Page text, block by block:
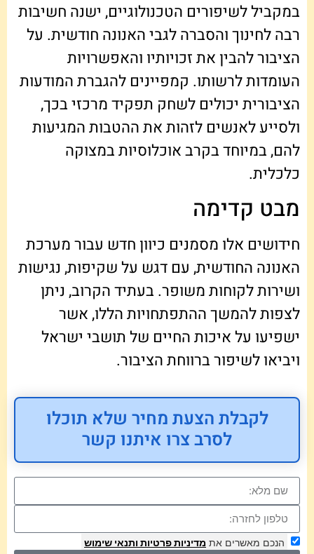
במקביל לשיפורים הטכנולוגיים, ישנה חשיבות
רבה לחינוך והסברה לגבי האנונה חודשית. על
הציבור להבין את זכויותיו והאפשרויות
העומדות לרשותו. קמפיינים להגברת המודעות
הציבורית יכולים לשחק תפקיד מרכזי בכך,
ולסייע לאנשים לזהות את ההטבות המגיעות
להם, במיוחד בקרב אוכלוסיות במצוקה
כלכלית.
מבט קדימה
חידושים אלו מסמנים כיוון חדש עבור מערכת
האנונה החודשית, עם דגש על שקיפות, נגישות
ושירות לקוחות משופר. בעתיד הקרוב, ניתן
לצפות להמשך ההתפתחויות הללו, אשר
ישפיעו על איכות החיים של תושבי ישראל
ויביאו לשיפור ברווחת הציבור.
לקבלת הצעת מחיר שלא תוכלו
לסרב צרו איתנו קשר
הנכם מאשרים את מדיניות פרטיות ותנאי שימוש